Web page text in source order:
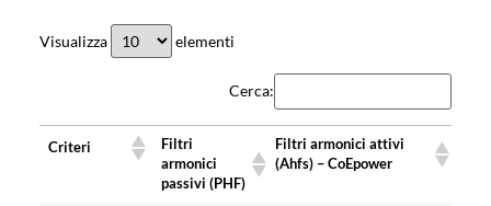
Visualizza elementi
Cerca:
Criteri
Filtri
armonici
passivi (PHF)
Filtri armonici attivi
(Ahfs) – CoEpower